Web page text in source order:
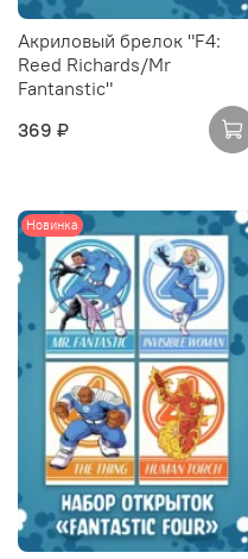
Акриловый брелок "F4:
Reed Richards/Mr
Fantanstic"
369 ₽
Новинка